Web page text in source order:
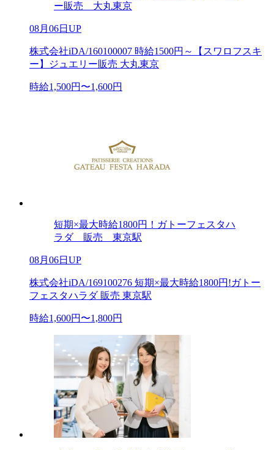
ー販売 大丸東京
08月06日UP
株式会社iDA/160100007 時給1500円～【スワロフスキ
ー】ジュエリー販売 大丸東京
時給1,500円〜1,600円
短期×最大時給1800円！ガトーフェスタハ
ラダ 販売 東京駅
08月06日UP
株式会社iDA/169100276 短期×最大時給1800円!ガトー
フェスタハラダ 販売 東京駅
時給1,600円〜1,800円